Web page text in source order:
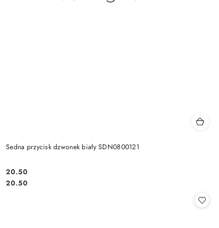
Sedna przycisk dzwonek biały SDN0800121
Cena:
20.50
Cena:
20.50